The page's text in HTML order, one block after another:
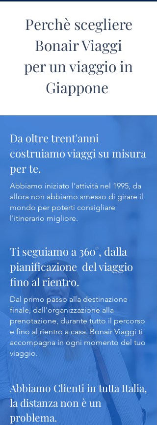
dominare il panorama cittadino si erge
preziosi tesori artistici e documenti
storici di inestimabile valore.
CLICCA QUI
Perchè scegliere
Bonair Viaggi
per un viaggio in
Giappone
Da oltre trent'anni
costruiamo viaggi su misura
per te.
Abbiamo iniziato l'attività nel 1995, da
allora non abbiamo smesso di girare il
mondo per poterti consigliare
l'itinerario migliore.
Ti seguiamo a 360°, dalla
pianificazione del viaggio
fino al rientro.
Dal primo passo alla destinazione
finale, dall'organizzazione alla
prenotazione, durante tutto il percorso
e fino al rientro a casa. Bonair Viaggi ti
accompagna in ogni momento del tuo
viaggio.
Abbiamo Clienti in tutta Italia,
la distanza non è un
problema.